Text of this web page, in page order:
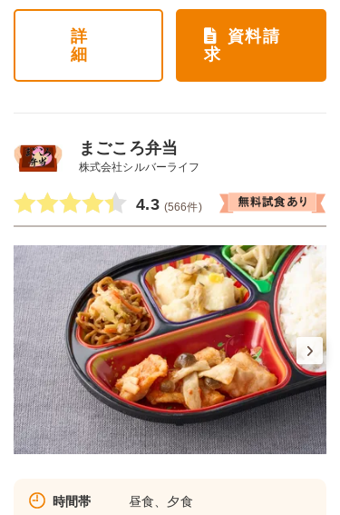
詳
細
資料請
求
まごころ弁当
株式会社シルバーライフ
4.3 (566件)
時間帯 昼食、夕食